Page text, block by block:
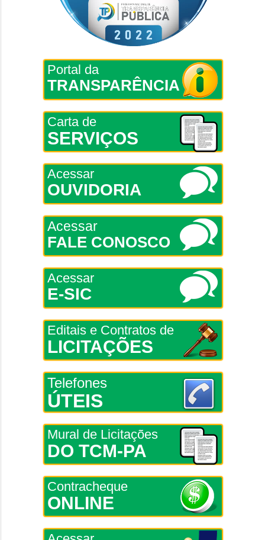
Portal da
TRANSPARÊNCIA
Carta de
SERVIÇOS
Acessar
OUVIDORIA
Acessar
FALE CONOSCO
Acessar
E-SIC
Editais e Contratos de
LICITAÇÕES
Telefones
ÚTEIS
Mural de Licitações
DO TCM-PA
Contracheque
ONLINE